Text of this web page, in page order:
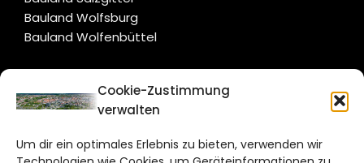
Cookie-Zustimmung
verwalten
Um dir ein optimales Erlebnis zu bieten, verwenden wir
Bauland Wolfsburg
Bauland Wolfenbüttel
CITYLIFE!
Bruchtorwall 12